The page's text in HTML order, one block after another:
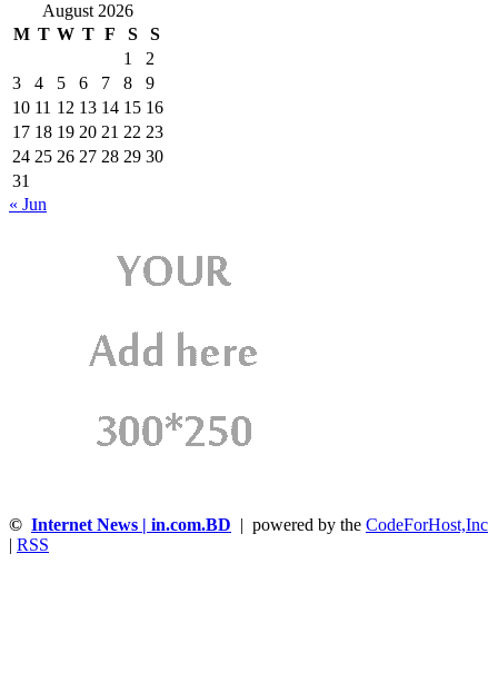
August 2026
M T W T F S
S
1
2
3
4 5 6 7 8
9
10 11 12 13 14 15 16
17 18 19 20 21 22 23
24 25 26 27 28 29 30
31
« Jun
© Internet News | in.com.BD | powered by the CodeForHost,Inc
| RSS